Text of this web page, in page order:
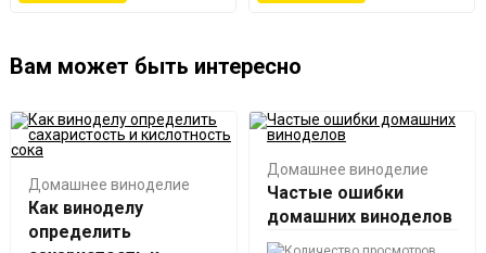
Вам может быть интересно
Домашнее виноделие
Как виноделу
определить
Домашнее виноделие
Частые ошибки
домашних виноделов